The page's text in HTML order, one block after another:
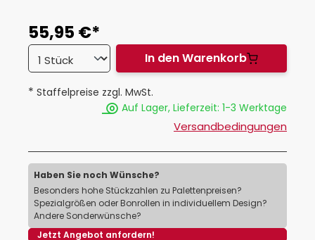
55,95 €*
In den Warenkorb
* Staffelpreise zzgl. MwSt.
Auf Lager, Lieferzeit: 1-3 Werktage
Versandbedingungen
Haben Sie noch Wünsche?
Besonders hohe Stückzahlen zu Palettenpreisen?
Spezialgrößen oder Bonrollen in individuellem Design?
Andere Sonderwünsche?
Jetzt Angebot anfordern!